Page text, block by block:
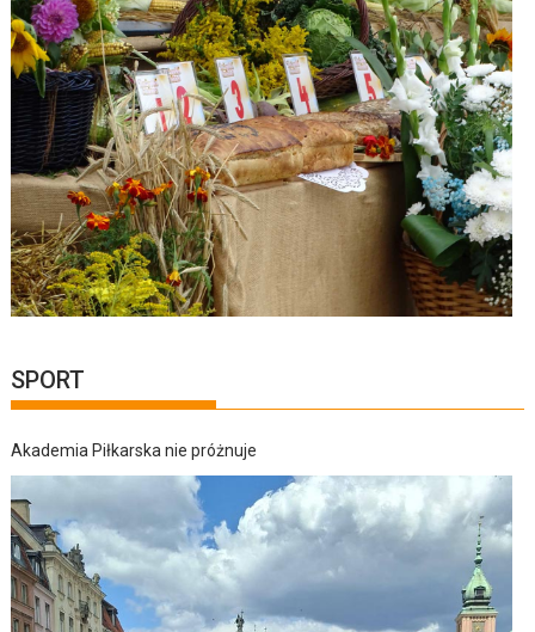
SPORT
Akademia Piłkarska nie próżnuje